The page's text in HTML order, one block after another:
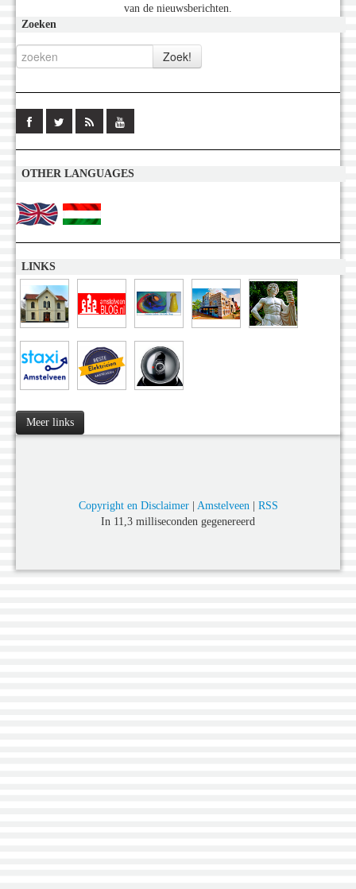
van de nieuwsberichten.
Zoeken
OTHER LANGUAGES
LINKS
Meer links
Copyright en Disclaimer| Amstelveen| RSS
In 11,3 milliseconden gegenereerd